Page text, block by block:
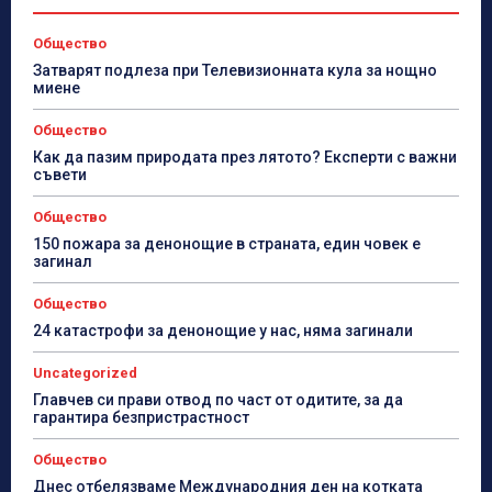
Общество
Затварят подлеза при Телевизионната кула за нощно
миене
Общество
Как да пазим природата през лятото? Експерти с важни
съвети
Общество
150 пожара за денонощие в страната, един човек е
загинал
Общество
24 катастрофи за денонощие у нас, няма загинали
Uncategorized
Главчев си прави отвод по част от одитите, за да
гарантира безпристрастност
Общество
Днес отбелязваме Международния ден на котката